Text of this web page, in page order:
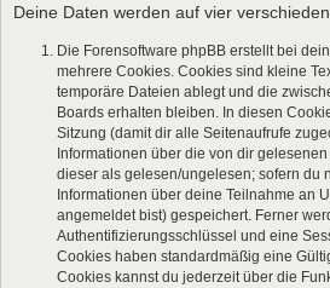
Deine Daten werden auf vier
Die Forensoftware phpBB erstellt bei
mehrere Cookies. Cookies sind kleine
temporäre Dateien ablegt und die
Boards erhalten bleiben. In diesen
Sitzung (damit dir alle Seitenaufrufe
Informationen über die von dir
dieser als gelesen/ungelesen; sofern du
Informationen über deine Teilnahme an
angemeldet bist) gespeichert. Ferner
Authentifizierungsschlüssel und eine
Cookies haben standardmäßig eine
Cookies kannst du jederzeit über die